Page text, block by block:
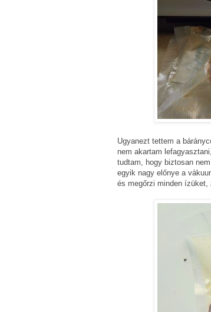
Ugyanezt tettem a
nem akartam
tudtam, hogy biztosan
egyik nagy előnye a
és megőrzi minden ízüket,